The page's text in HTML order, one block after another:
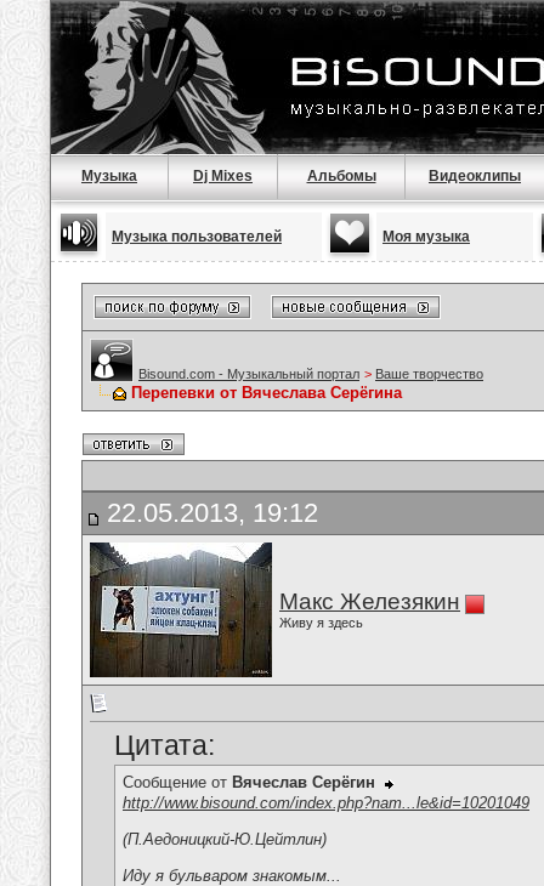
Музыка Dj Mixes Альбомы Видеоклипы
Музыка пользователей Моя музыка
Bisound.com - Музыкальный портал > Ваше творчество
Перепевки от Вячеслава Серёгина
22.05.2013, 19:12
Макс Железякин
Живу я здесь
Цитата:
Сообщение от Вячеслав Серёгин
http://www.bisound.com/index.php?nam...le&id=10201049
(П.Аедоницкий-Ю.Цейтлин)
Иду я бульваром знакомым...